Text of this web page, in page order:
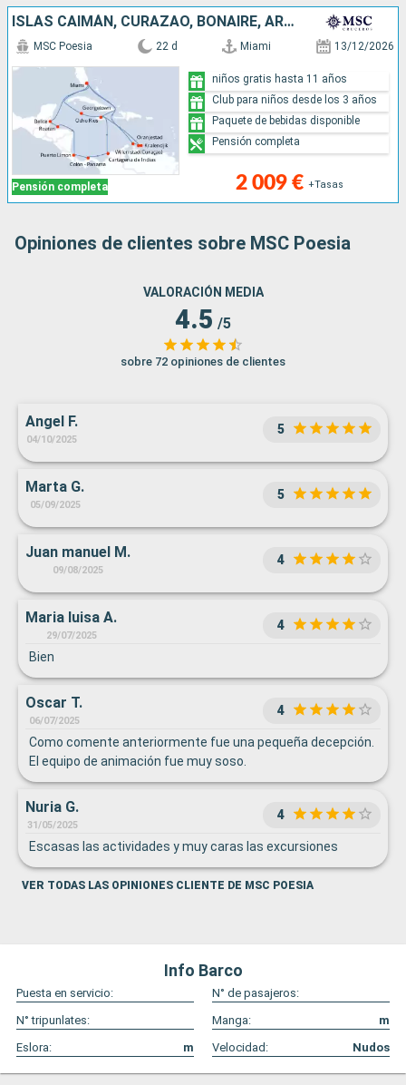
ISLAS CAIMÁN, CURAZAO, BONAIRE, ARUBA, ESTADOS UNIDOS, JAMAICA, COLOMBIA, PANAMÁ, COSTA RICA, HONDURAS, BELICE
Pensión completa
MSC Poesia 22 d Miami 13/12/2026
2 009 € +Tasas
niños gratis hasta 11 años
Club para niños desde los 3 años
Paquete de bebidas disponible
Pensión completa
Opiniones de clientes sobre MSC Poesia
VALORACIÓN MEDIA
4.5 /5
sobre 72 opiniones de clientes
Angel F.
04/10/2025
5
Marta G.
05/09/2025
5
Juan manuel M.
09/08/2025
4
Maria luisa A.
29/07/2025
4
Bien
Oscar T.
06/07/2025
4
Como comente anteriormente fue una pequeña decepción.
El equipo de animación fue muy soso.
Nuria G.
31/05/2025
4
Escasas las actividades y muy caras las excursiones
VER TODAS LAS OPINIONES CLIENTE DE MSC POESIA
Info Barco
Puesta en servicio:
N° de pasajeros:
N° tripunlates:
Manga:
m
Eslora:
m Velocidad: Nudos